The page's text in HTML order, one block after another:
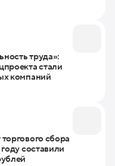
труда»:
стали
компаний
сбора
составили